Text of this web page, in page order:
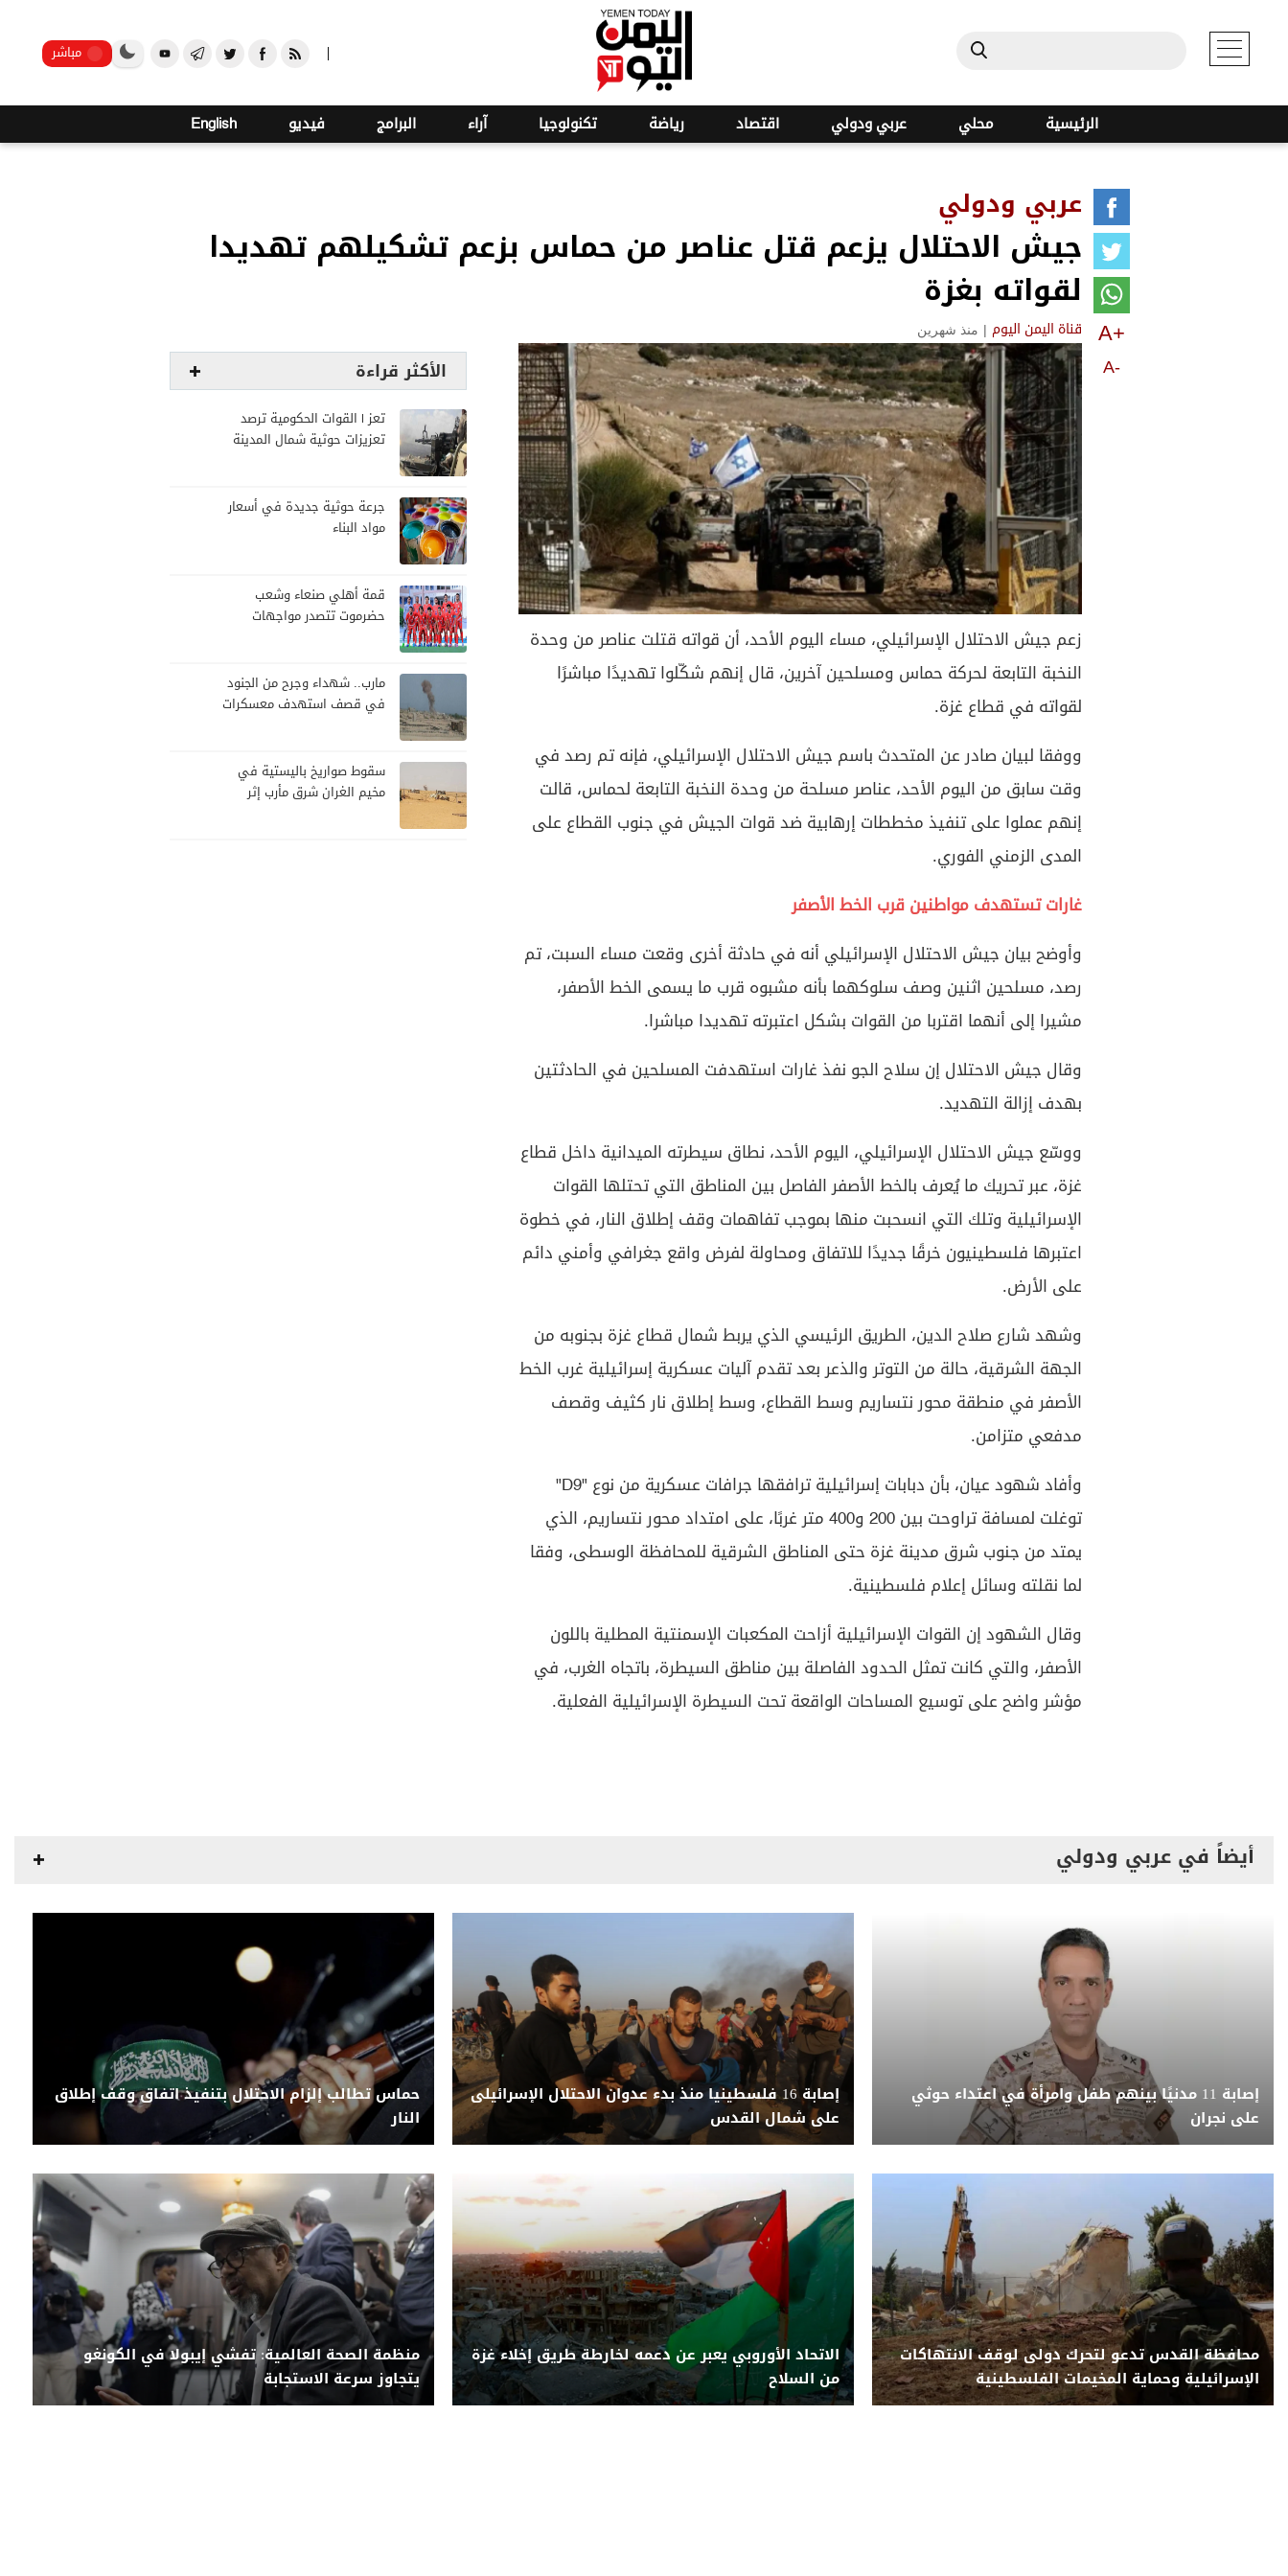
مباشر
الرئيسية محلي عربي ودولي اقتصاد رياضة تكنولوجيا آراء البرامج فيديو English
عربي ودولي
جيش الاحتلال يزعم قتل عناصر من حماس بزعم تشكيلهم تهديدا
لقواته بغزة
قناة اليمن اليوم | منذ شهرين A+
A-
زعم جيش الاحتلال الإسرائيلي، مساء اليوم الأحد، أن قواته قتلت عناصر من وحدة
النخبة التابعة لحركة حماس ومسلحين آخرين، قال إنهم شكّلوا تهديدًا مباشرًا
لقواته في قطاع غزة.
ووفقا لبيان صادر عن المتحدث باسم جيش الاحتلال الإسرائيلي، فإنه تم رصد في
وقت سابق من اليوم الأحد، عناصر مسلحة من وحدة النخبة التابعة لحماس، قالت
إنهم عملوا على تنفيذ مخططات إرهابية ضد قوات الجيش في جنوب القطاع على
المدى الزمني الفوري.
غارات تستهدف مواطنين قرب الخط الأصفر
وأوضح بيان جيش الاحتلال الإسرائيلي أنه في حادثة أخرى وقعت مساء السبت، تم
رصد، مسلحين اثنين وصف سلوكهما بأنه مشبوه قرب ما يسمى الخط الأصفر،
مشيرا إلى أنهما اقتربا من القوات بشكل اعتبرته تهديدا مباشرا.
وقال جيش الاحتلال إن سلاح الجو نفذ غارات استهدفت المسلحين في الحادثتين
بهدف إزالة التهديد.
ووسّع جيش الاحتلال الإسرائيلي، اليوم الأحد، نطاق سيطرته الميدانية داخل قطاع
غزة، عبر تحريك ما يُعرف بالخط الأصفر الفاصل بين المناطق التي تحتلها القوات
الإسرائيلية وتلك التي انسحبت منها بموجب تفاهمات وقف إطلاق النار، في خطوة
اعتبرها فلسطينيون خرقًا جديدًا للاتفاق ومحاولة لفرض واقع جغرافي وأمني دائم
على الأرض.
وشهد شارع صلاح الدين، الطريق الرئيسي الذي يربط شمال قطاع غزة بجنوبه من
الجهة الشرقية، حالة من التوتر والذعر بعد تقدم آليات عسكرية إسرائيلية غرب الخط
الأصفر في منطقة محور نتساريم وسط القطاع، وسط إطلاق نار كثيف وقصف
مدفعي متزامن.
وأفاد شهود عيان، بأن دبابات إسرائيلية ترافقها جرافات عسكرية من نوع "D9"
توغلت لمسافة تراوحت بين 200 و400 متر غربًا، على امتداد محور نتساريم، الذي
يمتد من جنوب شرق مدينة غزة حتى المناطق الشرقية للمحافظة الوسطى، وفقا
لما نقلته وسائل إعلام فلسطينية.
وقال الشهود إن القوات الإسرائيلية أزاحت المكعبات الإسمنتية المطلية باللون
الأصفر، والتي كانت تمثل الحدود الفاصلة بين مناطق السيطرة، باتجاه الغرب، في
مؤشر واضح على توسيع المساحات الواقعة تحت السيطرة الإسرائيلية الفعلية.
الأكثر قراءة
تعز | القوات الحكومية ترصد
تعزيزات حوثية شمال المدينة
جرعة حوثية جديدة في أسعار
مواد البناء
قمة أهلي صنعاء وشعب
حضرموت تتصدر مواجهات
مارب.. شهداء وجرح من الجنود
في قصف استهدف معسكرات
سقوط صواريخ باليستية في
مخيم الغران شرق مأرب إثر
أيضاً في عربي ودولي
إصابة 11 مدنيًا بينهم طفل وامرأة في اعتداء حوثي
على نجران
إصابة 16 فلسطينيا منذ بدء عدوان الاحتلال الإسرائيلى
على شمال القدس
حماس تطالب إلزام الاحتلال بتنفيذ اتفاق وقف إطلاق
النار
محافظة القدس تدعو لتحرك دولى لوقف الانتهاكات
الإسرائيلية وحماية المخيمات الفلسطينية
الاتحاد الأوروبي يعبر عن دعمه لخارطة طريق إخلاء غزة
من السلاح
منظمة الصحة العالمية: تفشي إيبولا في الكونغو
يتجاوز سرعة الاستجابة